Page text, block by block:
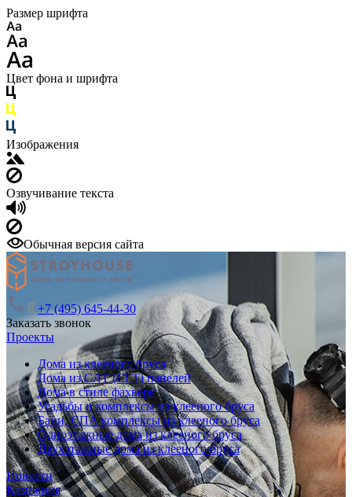
Размер шрифта
Цвет фона и шрифта
Изображения
Озвучивание текста
Обычная версия сайта
+7 (495) 645-44-30
Заказать звонок
Проекты
Дома из клееного бруса
Дома из СЛТ (CLT) панелей
Дома в стиле фахверк
Усадьбы и комплексы из клееного бруса
Бани, СПА комплексы из клееного бруса
Одноэтажные дома из клееного бруса
Двухэтажные дома из клееного бруса
Новости
Компания